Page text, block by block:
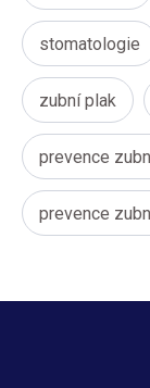
stomatologie
zubní plak
prevence
prevence